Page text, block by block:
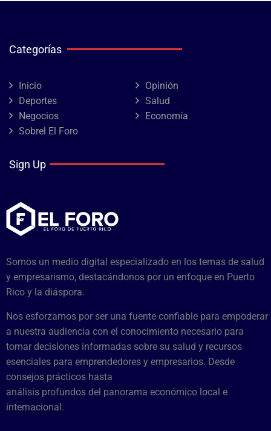
Categorías
Inicio
Opinión
Deportes
Salud
Negocios
Economía
Sobrel El Foro
Sign Up
Somos un medio digital especializado en los temas de salud
y empresarismo, destacándonos por un enfoque en Puerto
Rico y la diáspora.
Nos esforzamos por ser una fuente confiable para empoderar
a nuestra audiencia con el conocimiento necesario para
tomar decisiones informadas sobre su salud y recursos
esenciales para emprendedores y empresarios. Desde
consejos prácticos hasta
análisis profundos del panorama económico local e
internacional.